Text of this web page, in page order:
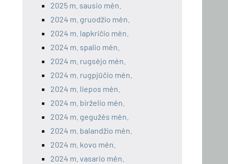
2025 m. sausio mėn.
2024 m. gruodžio mėn.
2024 m. lapkričio mėn.
2024 m. spalio mėn.
2024 m. rugsėjo mėn.
2024 m. rugpjūčio mėn.
2024 m. liepos mėn.
2024 m. birželio mėn.
2024 m. gegužės mėn.
2024 m. balandžio mėn.
2024 m. kovo mėn.
2024 m. vasario mėn.